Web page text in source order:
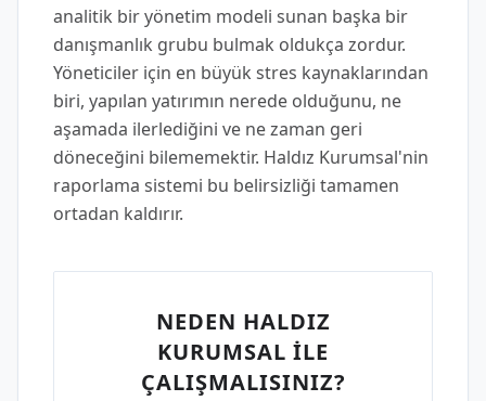
analitik bir yönetim modeli sunan başka bir
danışmanlık grubu bulmak oldukça zordur.
Yöneticiler için en büyük stres kaynaklarından
biri, yapılan yatırımın nerede olduğunu, ne
aşamada ilerlediğini ve ne zaman geri
döneceğini bilememektir. Haldız Kurumsal'nin
raporlama sistemi bu belirsizliği tamamen
ortadan kaldırır.
NEDEN HALDIZ
KURUMSAL İLE
ÇALIŞMALISINIZ?